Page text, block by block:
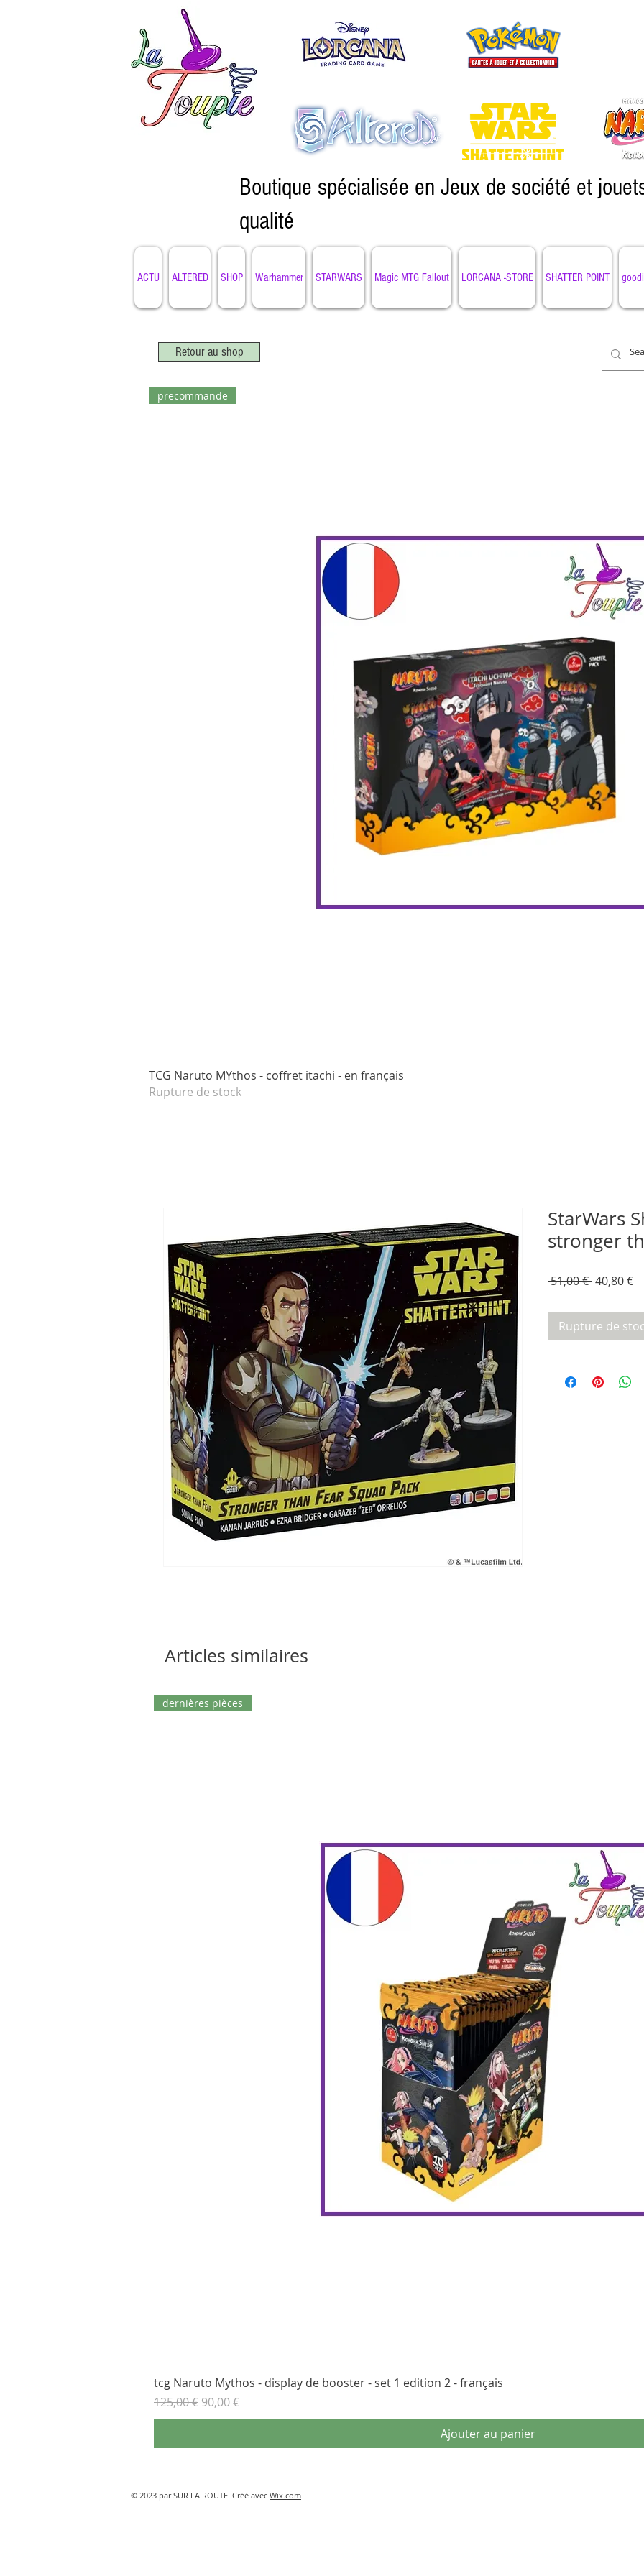
Boutique spécialisée en Jeux de société et
qualité
ACTU ALTERED SHOP Warhammer STARWARS Magic MTG Fallout LORCANA -STORE SHATTER POINT
Retour au shop
StarWars
stronger
51,00 € Prix
40,80 €
Rupture de
precommande
TCG Naruto MYthos - coffret itachi - en français
Rupture de stock
Articles similaires
Aperçu rapide
dernières pièces
tcg Naruto Mythos - display de booster - set 1 edition 2 - français
Prix original
125,00 € Prix promotionnel
90,00 €
Ajouter au panier
© 2023 par SUR LA ROUTE. Créé avec Wix.com